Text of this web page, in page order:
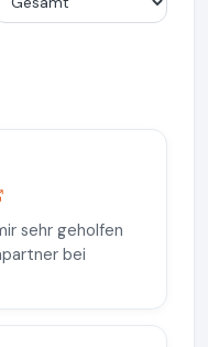
sehr geholfen
bei